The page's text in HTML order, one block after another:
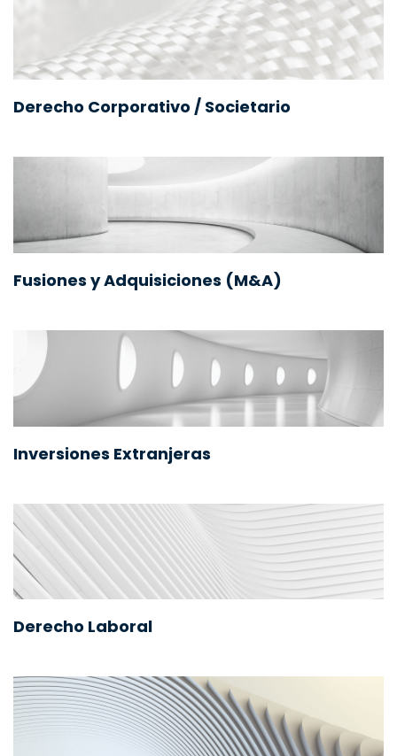
Derecho Corporativo / Societario
Fusiones y Adquisiciones (M&A)
Inversiones Extranjeras
Derecho Laboral